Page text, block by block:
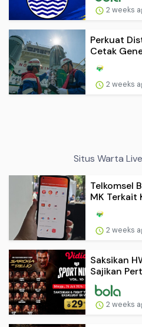
2 weeks
Perkuat
Cetak
2 weeks
Situs Warta
Telkomsel
MK Terkait
2 weeks
Saksikan
Sajikan
2 weeks